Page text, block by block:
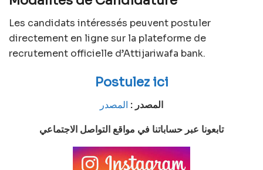
Les candidats intéressés peuvent postuler
directement en ligne sur la plateforme de
recrutement officielle d’Attijariwafa bank.
Postulez ici
المصدر : المصدر
تابعونا عبر حساباتنا في مواقع التواصل الاجتماعي